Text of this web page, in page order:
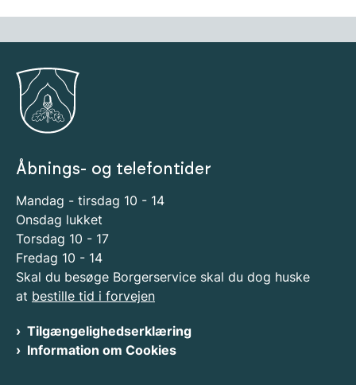
Åbnings- og telefontider
Mandag - tirsdag 10 - 14
Onsdag lukket
Torsdag 10 - 17
Fredag 10 - 14
Skal du besøge Borgerservice skal du dog huske
at bestille tid i forvejen
Tilgængelighedserklæring
Information om Cookies